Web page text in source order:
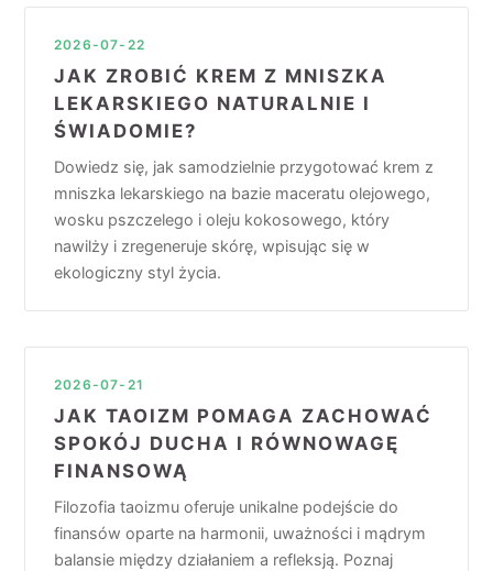
2026-07-22
JAK ZROBIĆ KREM Z MNISZKA
LEKARSKIEGO NATURALNIE I
ŚWIADOMIE?
Dowiedz się, jak samodzielnie przygotować krem z
mniszka lekarskiego na bazie maceratu olejowego,
wosku pszczelego i oleju kokosowego, który
nawilży i zregeneruje skórę, wpisując się w
ekologiczny styl życia.
2026-07-21
JAK TAOIZM POMAGA ZACHOWAĆ
SPOKÓJ DUCHA I RÓWNOWAGĘ
FINANSOWĄ
Filozofia taoizmu oferuje unikalne podejście do
finansów oparte na harmonii, uważności i mądrym
balansie między działaniem a refleksją. Poznaj